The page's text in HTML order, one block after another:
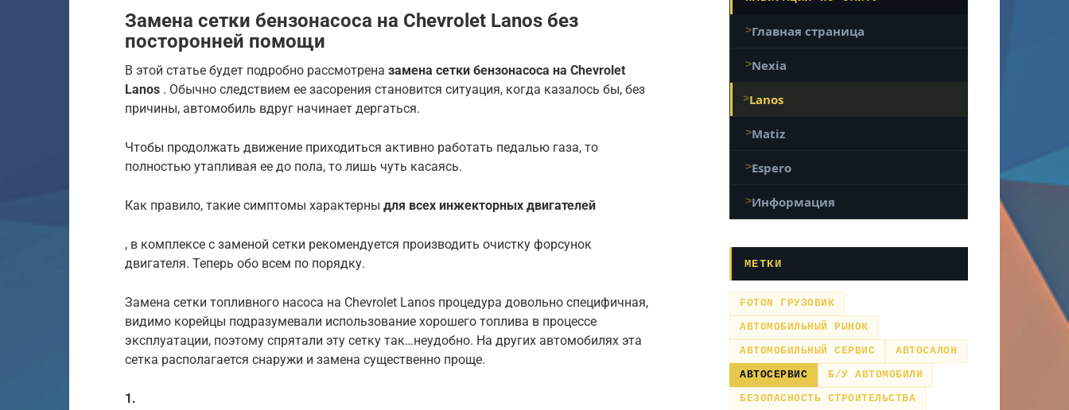
Замена сетки бензонасоса на Chevrolet Lanos без
посторонней помощи
В этой статье будет подробно рассмотрена замена сетки бензонасоса на Chevrolet
Lanos . Обычно следствием ее засорения становится ситуация, когда казалось бы, без
причины, автомобиль вдруг начинает дергаться.
Чтобы продолжать движение приходиться активно работать педалью газа, то
полностью утапливая ее до пола, то лишь чуть касаясь.
Как правило, такие симптомы характерны для всех инжекторных двигателей
, в комплексе с заменой сетки рекомендуется производить очистку форсунок
двигателя. Теперь обо всем по порядку.
Замена сетки топливного насоса на Chevrolet Lanos процедура довольно специфичная,
видимо корейцы подразумевали использование хорошего топлива в процессе
эксплуатации, поэтому спрятали эту сетку так…неудобно. На других автомобилях эта
сетка располагается снаружи и замена существенно проще.
1.
Главная страница
Nexia
Lanos
Matiz
Espero
Информация
МЕТКИ
FOTON ГРУЗОВИК
АВТОМОБИЛЬНЫЙ РЫНОК
АВТОМОБИЛЬНЫЙ СЕРВИС
АВТОСАЛОН
АВТОСЕРВИС
Б/У АВТОМОБИЛИ
БЕЗОПАСНОСТЬ СТРОИТЕЛЬСТВА